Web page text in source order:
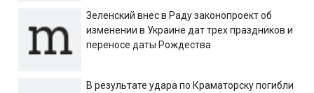
Зеленский внес в Раду законопроект об
изменении в Украине дат трех праздников и
переносе даты Рождества
В результате удара по Краматорску погибли